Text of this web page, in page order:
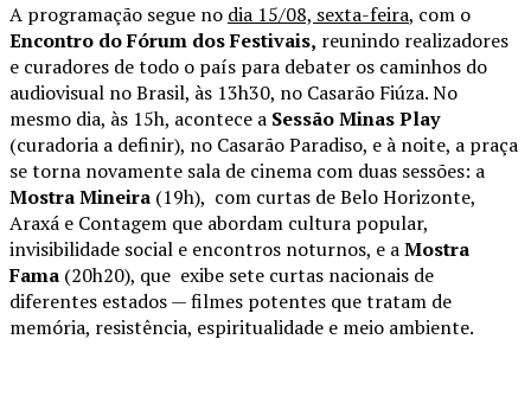
A programação segue no dia 15/08, sexta-feira, com o
Encontro do Fórum dos Festivais, reunindo realizadores
e curadores de todo o país para debater os caminhos do
audiovisual no Brasil, às 13h30, no Casarão Fiúza. No
mesmo dia, às 15h, acontece a Sessão Minas Play
(curadoria a definir), no Casarão Paradiso, e à noite, a praça
se torna novamente sala de cinema com duas sessões: a
Mostra Mineira (19h), com curtas de Belo Horizonte,
Araxá e Contagem que abordam cultura popular,
invisibilidade social e encontros noturnos, e aMostra
Fama (20h20), que exibe sete curtas nacionais de
diferentes estados — filmes potentes que tratam de
memória, resistência, espiritualidade e meio ambiente.